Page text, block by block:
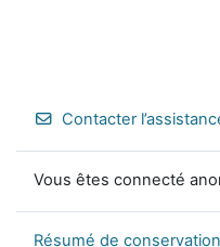
Contacter
Vous êtes connecté
Résumé de